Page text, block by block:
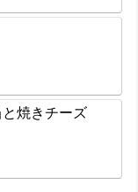
焼きチーズ